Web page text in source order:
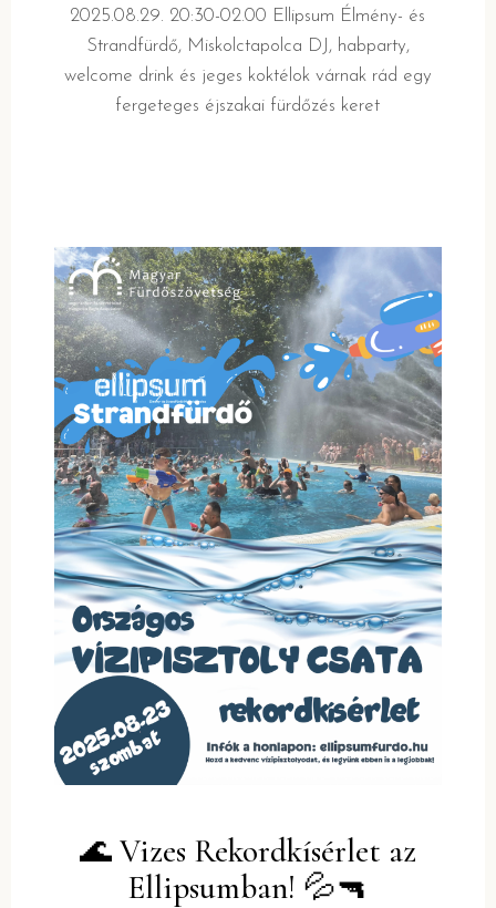
2025.08.29. 20:30-02.00 Ellipsum Élmény- és
Strandfürdő, Miskolctapolca DJ, habparty,
welcome drink és jeges koktélok várnak rád egy
fergeteges éjszakai fürdőzés keret
🌊 Vizes Rekordkísérlet az
Ellipsumban! 💦🔫